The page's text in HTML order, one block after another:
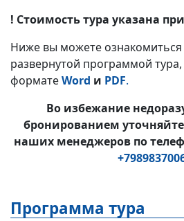
! Стоимость тура указана
Ниже вы можете ознакомиться
развернутой программой тура,
форматеWord и PDF.
Во избежание
бронированием
наших менеджеров по
Программа тура